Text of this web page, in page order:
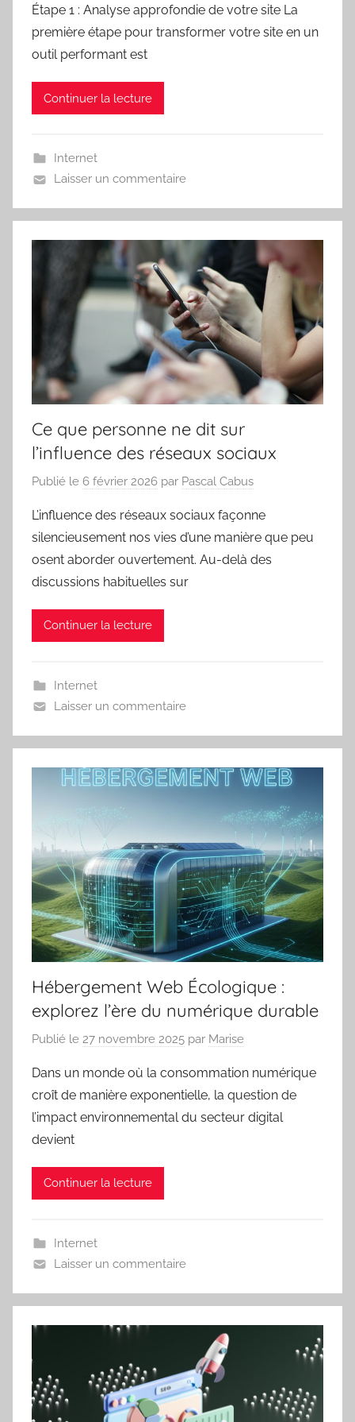
Étape 1 : Analyse approfondie de votre site La
première étape pour transformer votre site en un
outil performant est
Continuer la lecture
Internet
Laisser un commentaire
Ce que personne ne dit sur
l’influence des réseaux sociaux
Publié le 6 février 2026 par Pascal Cabus
L’influence des réseaux sociaux façonne
silencieusement nos vies d’une manière que peu
osent aborder ouvertement. Au-delà des
discussions habituelles sur
Continuer la lecture
Internet
Laisser un commentaire
Hébergement Web Écologique :
explorez l’ère du numérique durable
Publié le 27 novembre 2025 par Marise
Dans un monde où la consommation numérique
croît de manière exponentielle, la question de
l’impact environnemental du secteur digital
devient
Continuer la lecture
Internet
Laisser un commentaire